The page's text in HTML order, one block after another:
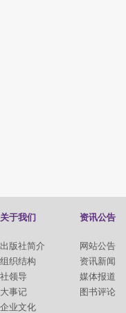
关于我们
出版社简介
组织结构
社领导
大事记
企业文化
资讯公告
网站公告
资讯新闻
媒体报道
图书评论